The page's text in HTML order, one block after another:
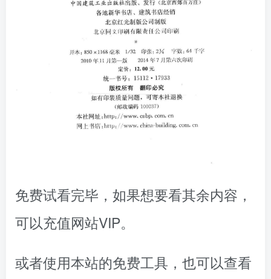
免费试看完毕，如果想要看其余内容，
可以充值网站VIP。
或者使用本站的免费工具，也可以查看